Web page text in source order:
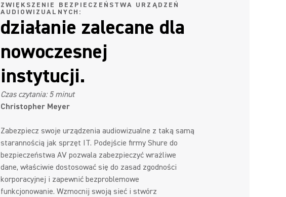
ZWIĘKSZENIE BEZPIECZEŃSTWA URZĄDZEŃ
AUDIOWIZUALNYCH:
działanie zalecane dla
nowoczesnej
instytucji.
Czas czytania: 5 minut
Christopher Meyer
Zabezpiecz swoje urządzenia audiowizualne z taką samą
starannością jak sprzęt IT. Podejście firmy Shure do
bezpieczeństwa AV pozwala zabezpieczyć wrażliwe
dane, właściwie dostosować się do zasad zgodności
korporacyjnej i zapewnić bezproblemowe
funkcjonowanie. Wzmocnij swoją sieć i stwórz